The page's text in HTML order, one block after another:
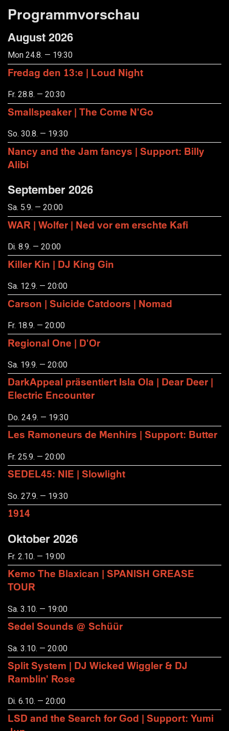
Programmvorschau
August 2026
Mon 24.8. — 19:30
Fredag den 13:e | Loud Night
Fr. 28.8. — 20:30
Smallspeaker | The Come N'Go
So. 30.8. — 19:30
Nancy and the Jam fancys | Support: Billy
Alibi
September 2026
Sa. 5.9. — 20:00
WAR | Wolfer | Ned vor em erschte Kafi
Di. 8.9. — 20:00
Killer Kin | DJ King Gin
Sa. 12.9. — 20:00
Carson | Suicide Catdoors | Nomad
Fr. 18.9. — 20:00
Regional One | D'Or
Sa. 19.9. — 20:00
DarkAppeal präsentiert Isla Ola | Dear Deer |
Electric Encounter
Do. 24.9. — 19:30
Les Ramoneurs de Menhirs | Support: Butter
Fr. 25.9. — 20:00
SEDEL45: NIE | Slowlight
So. 27.9. — 19:30
1914
Oktober 2026
Fr. 2.10. — 19:00
Kemo The Blaxican | SPANISH GREASE
TOUR
Sa. 3.10. — 19:00
Sedel Sounds @ Schüür
Sa. 3.10. — 20:00
Split System | DJ Wicked Wiggler & DJ
Ramblin' Rose
Di. 6.10. — 20:00
LSD and the Search for God | Support: Yumi